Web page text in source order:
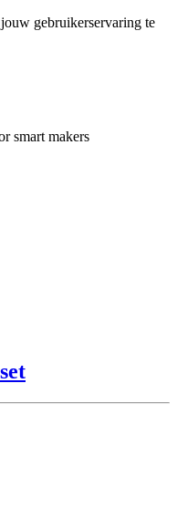
gebruikerservaring te
smart makers